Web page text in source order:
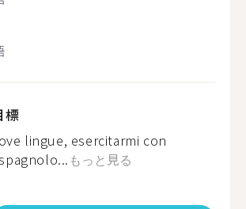
標
lingue, esercitarmi con
もっと見る